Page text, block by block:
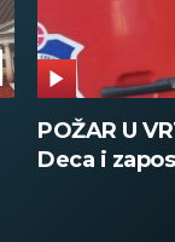
SINIŠA
DOBIO